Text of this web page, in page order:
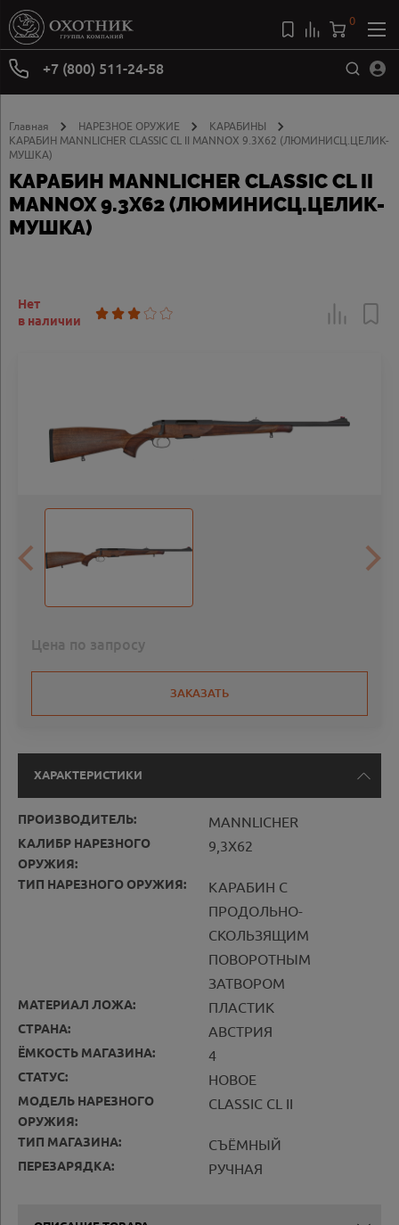
+7 (800) 511-24-58
0
Главная НАРЕЗНОЕ ОРУЖИЕ
КАРАБИНЫ
КАРАБИН MANNLICHER CLASSIC CL II MANNOX 9.3X62 (ЛЮМИНИСЦ.ЦЕЛИК-
МУШКА)
КАРАБИН MANNLICHER CLASSIC CL II
MANNOX 9.3X62 (ЛЮМИНИСЦ.ЦЕЛИК-
МУШКА)
Нет
в наличии
Цена по запросу
ЗАКАЗАТЬ
ХАРАКТЕРИСТИКИ
ПРОИЗВОДИТЕЛЬ: MANNLICHER
КАЛИБР НАРЕЗНОГО
ОРУЖИЯ:
9,3X62
ТИП НАРЕЗНОГО ОРУЖИЯ:
КАРАБИН С
ПРОДОЛЬНО-
СКОЛЬЗЯЩИМ
ПОВОРОТНЫМ
ЗАТВОРОМ
МАТЕРИАЛ ЛОЖА: ПЛАСТИК
СТРАНА: АВСТРИЯ
ЁМКОСТЬ МАГАЗИНА: 4
СТАТУС: НОВОЕ
МОДЕЛЬ НАРЕЗНОГО
ОРУЖИЯ:
CLASSIC CL II
ТИП МАГАЗИНА: СЪЁМНЫЙ
ПЕРЕЗАРЯДКА: РУЧНАЯ